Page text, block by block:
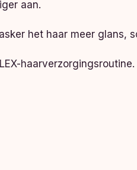
aan.
het haar meer glans,